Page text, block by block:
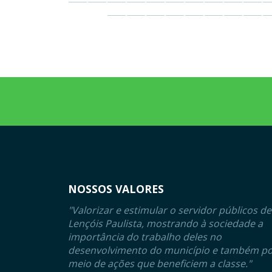
NOSSOS VALORES
"Valorizar e estimular o servidor públicos de
Lençóis Paulista, mostrando à sociedade a
importância do trabalho deles no
desenvolvimento do município e também
meio de ações que beneficiem a classe."